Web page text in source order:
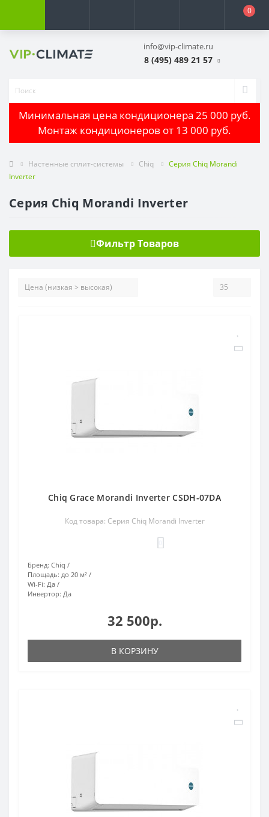
0
info@vip-climate.ru
8 (495) 489 21 57
Минимальная цена кондиционера 25 000 руб.
Монтаж кондиционеров от 13 000 руб.
Настенные сплит-системы Chiq
Серия Chiq Morandi
Inverter
Серия Chiq Morandi Inverter
Фильтр Товаров
Chiq Grace Morandi Inverter CSDH-07DA
Код товара: Серия Chiq Morandi Inverter
Бренд: Chiq
Площадь: до 20 м²
Wi-Fi: Да
Инвертор: Да
32 500р.
В КОРЗИНУ